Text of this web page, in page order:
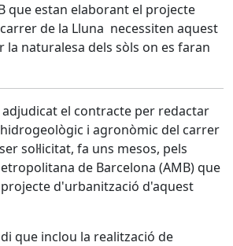
que estan elaborant el projecte
de la Lluna necessiten aquest
la naturalesa dels sòls on es faran
adjudicat el contracte per redactar
i agronòmic del carrer
sol·licitat, fa uns mesos, pels
de Barcelona (AMB) que
d'urbanització d'aquest
que inclou la realització de